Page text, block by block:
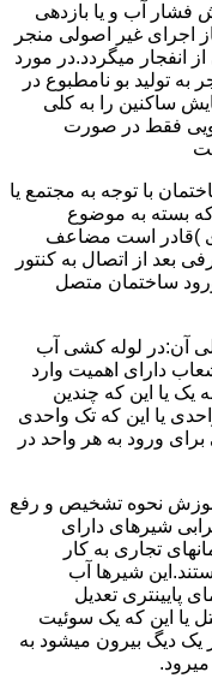
آب و یا بازدهی
اجرای غیر اصولی منجر
انفجار میگردد.در مورد
تولید بو نامطبوع در
ساکنین را به کلی
فقط در صورت
با توجه به مجتمع یا
که بسته به موضوع
)قادر است مضاعف
بعد از اتصال به کنتور
ساختمان متصل
آن:در لوله کشی آب
دارای اهمیت وارد
یک یا این که چندین
یا این که تک واحدی
ورود به هر واحد در
نحوه تشخیص و رفع
شیرهای دارای
تجاری به کار
شیرها آب
پایینتری تعدیل
یا این که یک سوئیت
که از یک دیگ بیرون میشود به